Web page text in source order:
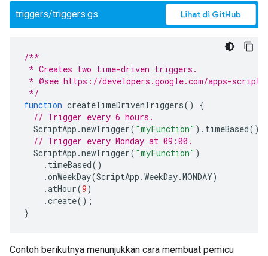
triggers/triggers.gs Lihat di GitHub
/**
* Creates two time-driven triggers.
* @see https://developers.google.com/apps-
*/
function createTimeDrivenTriggers()
{
// Trigger every 6 hours.
ScriptApp .newTrigger( "myFunction" ). timeBased().
// Trigger every Monday at 09:00.
ScriptApp .newTrigger( "myFunction" )
. timeBased()
.onWeekDay(ScriptApp .WeekDay.MONDAY)
.atHour(9)
.create();
}
Contoh berikutnya menunjukkan cara membuat pemicu